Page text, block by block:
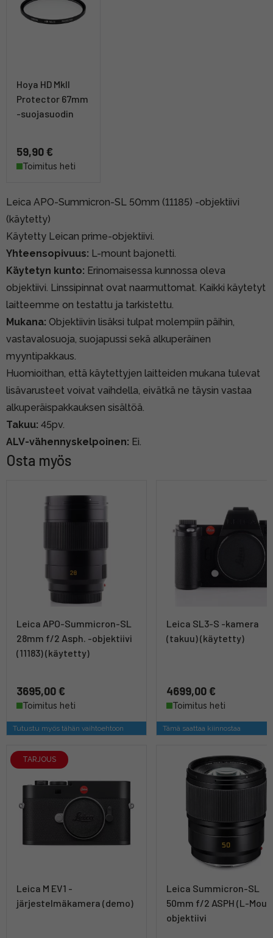
Hoya HD MkII
Protector 67mm
-suojasuodin
59,90 €
Toimitus heti
Leica APO-Summicron-SL 50mm (11185) -objektiivi
(käytetty)
Käytetty Leican prime-objektiivi.
Yhteensopivuus: L-mount bajonetti.
Käytetyn kunto: Erinomaisessa kunnossa oleva
objektiivi. Linssipinnat ovat naarmuttomat. Kaikki käytetyt
laitteemme on testattu ja tarkistettu.
Mukana: Objektiivin lisäksi tulpat molempiin päihin,
vastavalosuoja, suojapussi sekä alkuperäinen
myyntipakkaus.
Huomioithan, että käytettyjen laitteiden mukana tulevat
lisävarusteet voivat vaihdella, eivätkä ne täysin vastaa
alkuperäispakkauksen sisältöä.
Takuu: 45pv.
ALV-vähennyskelpoinen: Ei.
Osta myös
Leica APO-Summicron-SL
28mm f/2 Asph. -objektiivi
(11183) (käytetty)
3695,00 €
Toimitus heti
Tutustu myös tähän vaihtoehtoon
Leica SL3-S -kamera
(takuu) (käytetty)
4699,00 €
Toimitus heti
Tämä saattaa kiinnostaa
TARJOUS
Leica M EV1 -
järjestelmäkamera (demo)
Leica Summicron-SL
50mm f/2 ASPH (L-
objektiivi